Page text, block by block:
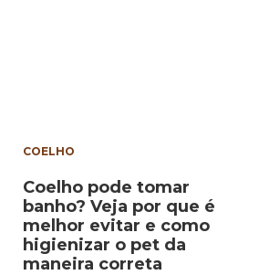
COELHO
Coelho pode tomar
banho? Veja por que é
melhor evitar e como
higienizar o pet da
maneira correta